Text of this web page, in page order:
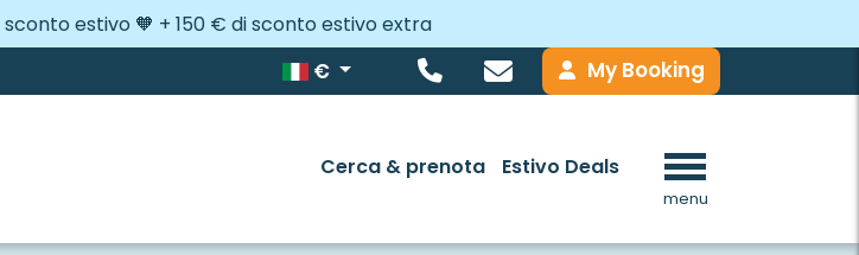
€ My Booking
Cerca & prenota Estivo Deals
menu
estivo 🧡 + 150 € di sconto estivo extra